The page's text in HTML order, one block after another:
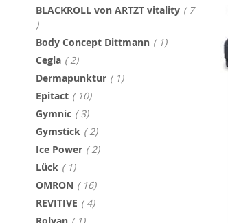
BLACKROLL von ARTZT vitality 7
Artikel
Body Concept Dittmann 1Artikel
Cegla 2Artikel
Dermapunktur 1Artikel
Epitact 10Artikel
Gymnic 3Artikel
Gymstick 2Artikel
Ice Power 2Artikel
Lück 1Artikel
OMRON 16Artikel
REVITIVE 4Artikel
Artikel